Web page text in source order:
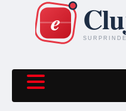
content